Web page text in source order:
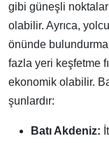
gibi güneşli
olabilir. Ayrıca,
önünde
fazla yeri keşfetme
ekonomik olabilir.
şunlardır:
Batı Akdeniz: